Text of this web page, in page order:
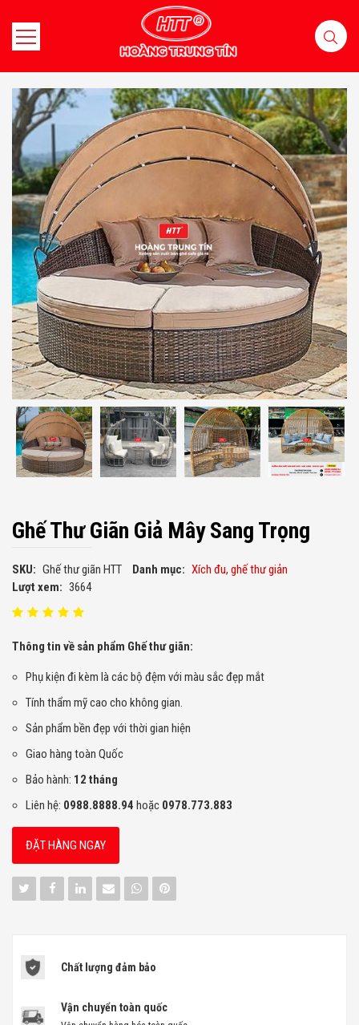
Ghế Thư Giãn Giả Mây Sang Trọng
SKU: Ghế thư giãn HTT Danh mục: Xích đu, ghế thư giản
Lượt xem: 3664
Thông tin về sản phẩm Ghế thư giãn:
Phụ kiện đi kèm là các bộ đệm với màu sắc đẹp mắt
Tính thẩm mỹ cao cho không gian.
Sản phẩm bền đẹp với thời gian hiện
Giao hàng toàn Quốc
Bảo hành: 12 tháng
Liên hệ: 0988.8888.94 hoặc 0978.773.883
ĐẶT HÀNG NGAY
Chất lượng đảm bảo
Vận chuyển toàn quốc